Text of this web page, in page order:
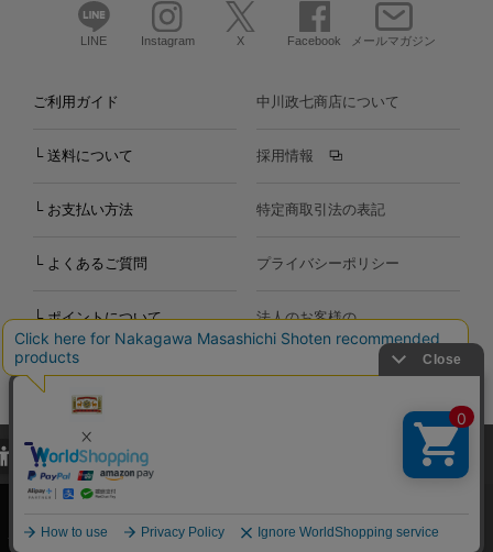
LINE Instagram X Facebook メールマガジン
ご利用ガイド
└ 送料について
└ お支払い方法
└ よくあるご質問
└ ポイントについて
お問い合わせ
中川政七商店について
採用情報
特定商取引法の表記
プライバシーポリシー
法人のお客様の
お問い合わせ
Copyright©2000-2026
Nakagawa Masashichi Shoten All Rights Reserved.
当サイトでは、当サイト内における閲覧履歴・属性情報などの取得およ
び利便性向上のためにクッキー（Cookie）を使用いたします。詳細に
関しては「プライバシーポリシー
承諾する